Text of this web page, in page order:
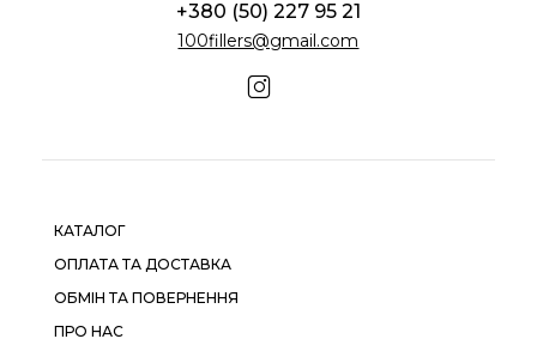
+380 (50) 227 95 21
100fillers@gmail.com
КАТАЛОГ
ОПЛАТА ТА ДОСТАВКА
ОБМІН ТА ПОВЕРНЕННЯ
ПРО НАС